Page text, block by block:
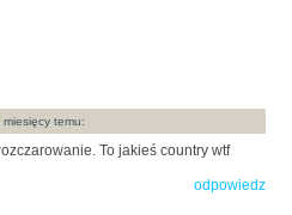
temu:
To jakieś country wtf
odpowiedz